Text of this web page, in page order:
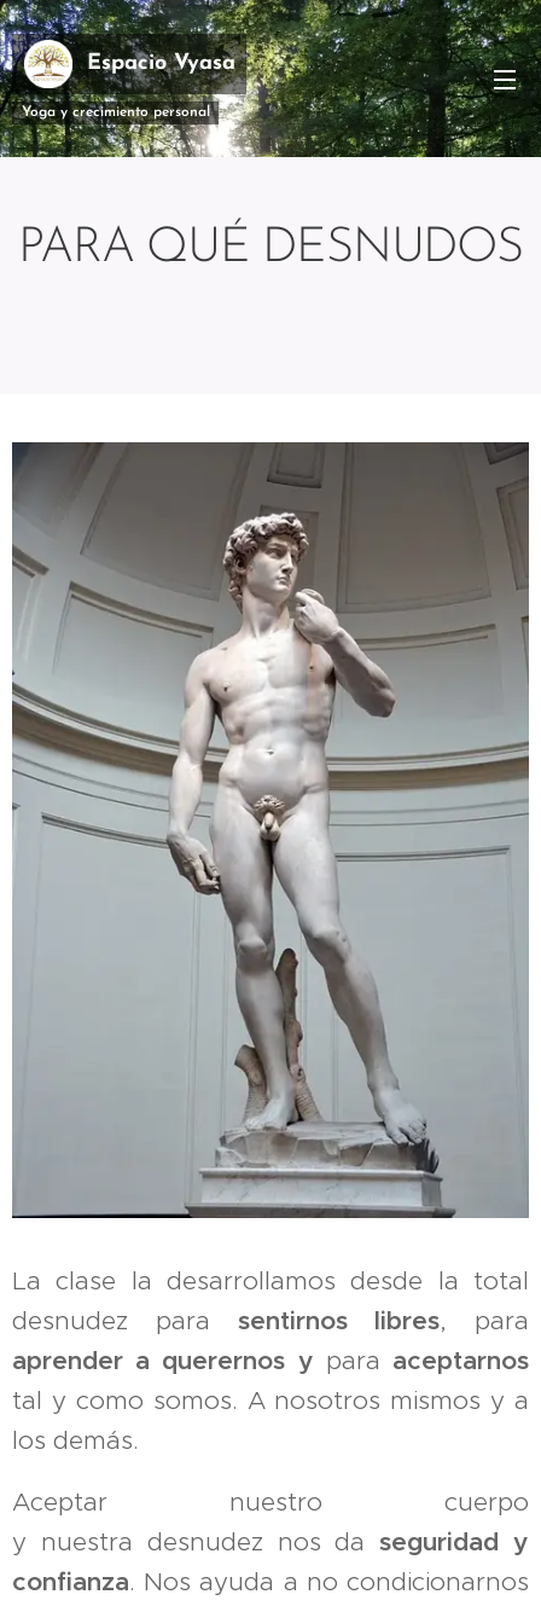
Espacio Vyasa
Yoga y crecimiento personal
PARA QUÉ DESNUDOS
La clase la desarrollamos desde la total
desnudez para sentirnos libres, para
aprender a querernos y para aceptarnos
tal y como somos. A nosotros mismos y a
los demás.
Aceptar nuestro cuerpo
y nuestra desnudez nos daseguridady
confianza. Nos ayuda a no condicionarnos